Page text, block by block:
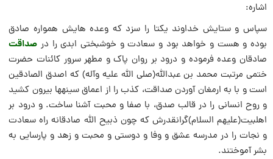
اشاره:
سپاس و ستایش خداوند یکتا را سزد که وعده هایش همواره صادق
بوده و هست و خواهد بود و سعادت و خوشبختى ابدى را در صداقت
صادقان وعده فرموده و درود بر روان پاک و مطهر سرور کائنات حضرت
ختمى مرتبت محمد بن عبدالله(صلى الله علیه وآله) که اصدق الصادقین
است و با به ارمغان آوردن صداقت، کذب را از اعماق سینهها بیرون کشید
و روح انسانى را در قالب صدق، با صفا و محبت آشنا ساخت. و درود بر
اهلبیت(علیهم السلام)گرانقدرش که چون ذبیح الله صادقانه راه سعادت
و نجات را در مدرسه عشق و وفا و دوستى و محبت و زهد و پارسایى به
بشر آموختند.